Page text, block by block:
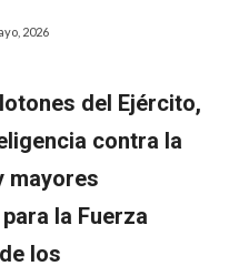
2026
del Ejército,
contra la
mayores
la Fuerza
los